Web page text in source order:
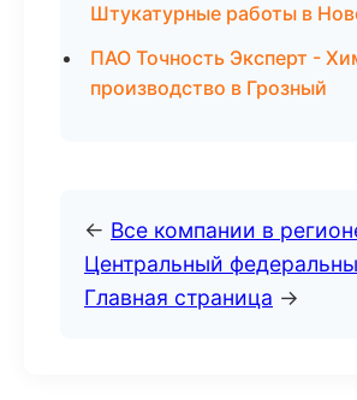
Штукатурные работы в
ПАО Точность Эксперт -
производство в Грозный
← Все компании в
Центральный
Главная страница →